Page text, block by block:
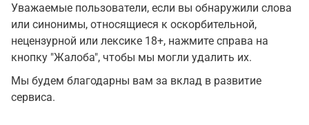
Уважаемые пользователи, если вы обнаружили слова
или синонимы, относящиеся к оскорбительной,
нецензурной или лексике 18+, нажмите справа на
кнопку "Жалоба", чтобы мы могли удалить их.
Мы будем благодарны вам за вклад в развитие
сервиса.